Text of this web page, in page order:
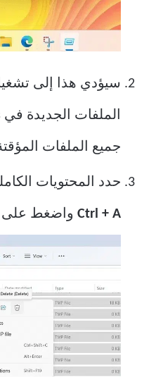
سيؤدي هذا إلى
جميع الملفات
حدد المحتويات
Ctrl + A واضغط على